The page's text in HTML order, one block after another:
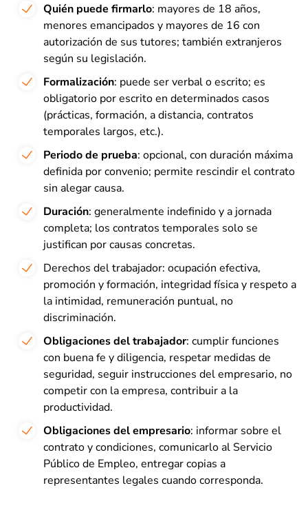
Quién puede firmarlo: mayores de 18 años,
menores emancipados y mayores de 16 con
autorización de sus tutores; también extranjeros
según su legislación.
Formalización: puede ser verbal o escrito; es
obligatorio por escrito en determinados casos
(prácticas, formación, a distancia, contratos
temporales largos, etc.).
Periodo de prueba: opcional, con duración máxima
definida por convenio; permite rescindir el contrato
sin alegar causa.
Duración: generalmente indefinido y a jornada
completa; los contratos temporales solo se
justifican por causas concretas.
Derechos del trabajador: ocupación efectiva,
promoción y formación, integridad física y respeto a
la intimidad, remuneración puntual, no
discriminación.
Obligaciones del trabajador: cumplir funciones
con buena fe y diligencia, respetar medidas de
seguridad, seguir instrucciones del empresario, no
competir con la empresa, contribuir a la
productividad.
Obligaciones del empresario: informar sobre el
contrato y condiciones, comunicarlo al Servicio
Público de Empleo, entregar copias a
representantes legales cuando corresponda.